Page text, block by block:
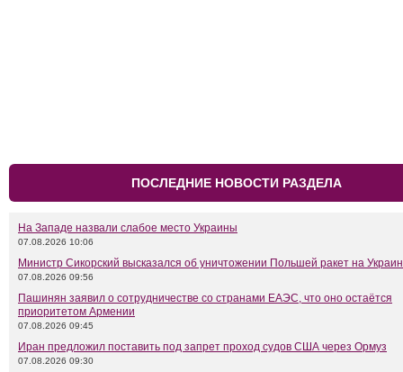
ПОСЛЕДНИЕ НОВОСТИ РАЗДЕЛА
На Западе назвали слабое место Украины
07.08.2026 10:06
Министр Сикорский высказался об уничтожении Польшей ракет на
07.08.2026 09:56
Пашинян заявил о сотрудничестве со странами ЕАЭС, что оно остаётся
приоритетом Армении
07.08.2026 09:45
Иран предложил поставить под запрет проход судов США через Ормуз
07.08.2026 09:30